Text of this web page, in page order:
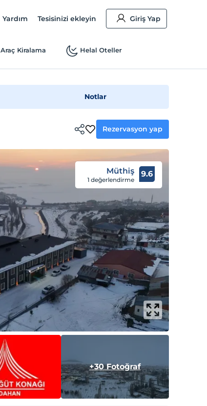
Yardım Tesisinizi ekleyin Giriş Yap
Araç Kiralama Helal Oteller
Notlar
Rezervasyon yap
Müthiş
1 değerlendirme
9.6
+30 Fotoğraf